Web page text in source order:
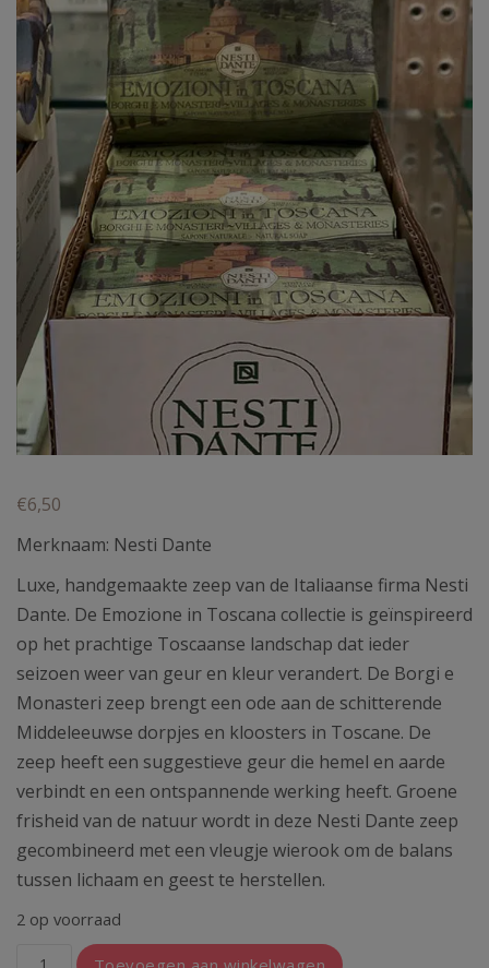
€6,50
Merknaam: Nesti Dante
Luxe, handgemaakte zeep van de Italiaanse firma Nesti
Dante. De Emozione in Toscana collectie is geïnspireerd
op het prachtige Toscaanse landschap dat ieder
seizoen weer van geur en kleur verandert. De Borgi e
Monasteri zeep brengt een ode aan de schitterende
Middeleeuwse dorpjes en kloosters in Toscane. De
zeep heeft een suggestieve geur die hemel en aarde
verbindt en een ontspannende werking heeft. Groene
frisheid van de natuur wordt in deze Nesti Dante zeep
gecombineerd met een vleugje wierook om de balans
tussen lichaam en geest te herstellen.
2 op voorraad
Emozioni